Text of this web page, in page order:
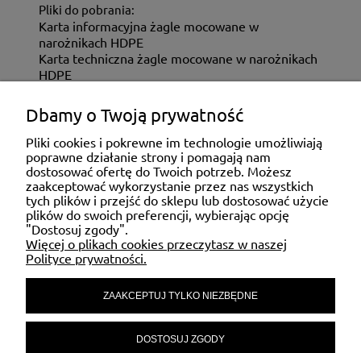
Pliki do pobrania:
Karta informacyjna żagle mocowane w
narożnikach HDPE
Karta techniczna żagle mocowane w narożnikach
HDPE
ZAKUPY
MOJE KONTO
POMOC
MATERIAŁY INFORMACYJNE
Dbamy o Twoją prywatność
Pliki cookies i pokrewne im technologie umożliwiają
poprawne działanie strony i pomagają nam
dostosować ofertę do Twoich potrzeb. Możesz
zaakceptować wykorzystanie przez nas wszystkich
tych plików i przejść do sklepu lub dostosować użycie
plików do swoich preferencji, wybierając opcję
"Dostosuj zgody".
Więcej o plikach cookies przeczytasz w naszej
Polityce prywatności.
ZAAKCEPTUJ TYLKO NIEZBĘDNE
DOSTOSUJ ZGODY